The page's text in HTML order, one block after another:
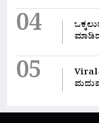
04
05
ಮದುವೆ